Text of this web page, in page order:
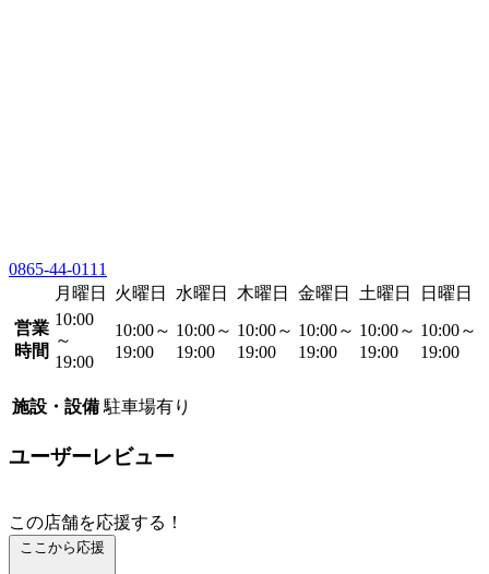
0865-44-0111
月曜日
火曜日 水曜日 木曜日 金曜日 土曜日
日曜日
営業
時間
10:00
～
19:00
10:00～
19:00
10:00～
19:00
10:00～
19:00
10:00～
19:00
10:00～
19:00
10:00～
19:00
施設・設備 駐車場有り
ユーザーレビュー
この店舗を応援する！
ここから応援